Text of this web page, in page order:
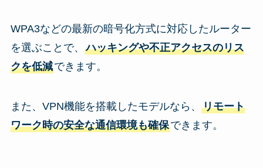
WPA3などの最新の暗号化方式に対応したルーター
を選ぶことで、 ハッキングや不正アクセスのリス
クを低減できます。
また、VPN機能を搭載したモデルなら、 リモート
ワーク時の安全な通信環境も確保できます。